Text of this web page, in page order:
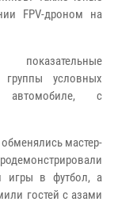
FPV-дроном на
показательные
условных
автомобиле, с
мастер-
игры в футбол, а
гостей с азами